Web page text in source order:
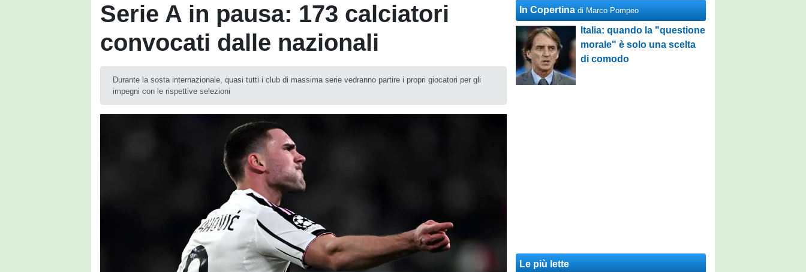
Serie A in pausa: 173 calciatori
convocati dalle nazionali
Durante la sosta internazionale, quasi tutti i club di massima serie vedranno partire i propri giocatori per gli
impegni con le rispettive selezioni
In Copertina di Marco Pompeo
Italia: quando la "questione
morale" è solo una scelta
di comodo
Le più lette